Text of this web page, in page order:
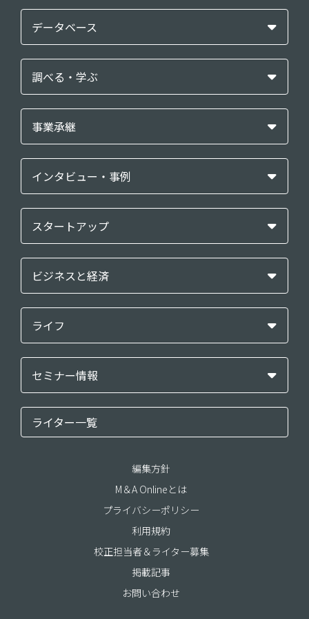
データベース
調べる・学ぶ
事業承継
インタビュー・事例
スタートアップ
ビジネスと経済
ライフ
セミナー情報
ライター一覧
編集方針
M＆A Onlineとは
プライバシーポリシー
利用規約
校正担当者＆ライター募集
掲載記事
お問い合わせ